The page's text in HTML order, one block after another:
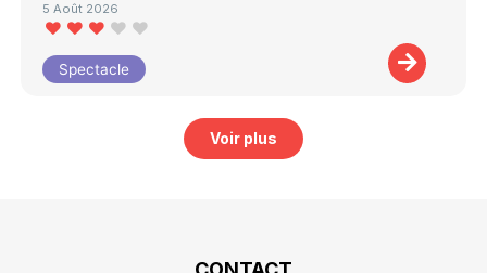
5 Août 2026
Spectacle
Voir plus